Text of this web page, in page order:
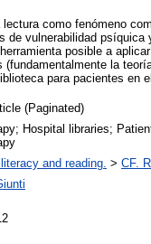
como fenómeno
de vulnerabilidad
posible a
la
para pacientes en
(Paginated)
Hospital libraries;
and reading. > CF.